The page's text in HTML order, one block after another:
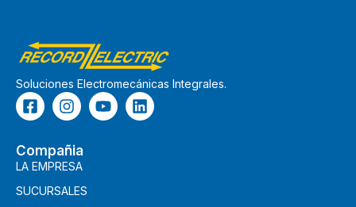
Soluciones Electromecánicas Integrales.
Compañia
LA EMPRESA
SUCURSALES